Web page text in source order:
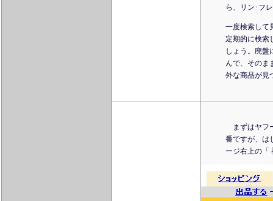
ら、リン･フ
一度検索して
定期的に検索
しょう。廃盤
んで、そのま
外な商品が見
まずはヤフ
番ですが、は
ージ右上の「